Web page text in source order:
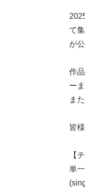
て
が
作
ー
ま
皆
【
単